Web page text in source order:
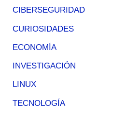
CIBERSEGURIDAD
CURIOSIDADES
ECONOMÍA
INVESTIGACIÓN
LINUX
TECNOLOGÍA